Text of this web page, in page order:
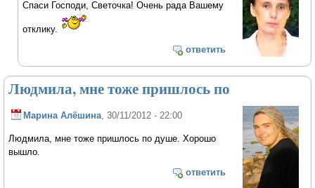
Спаси Господи, Светочка! Очень рада Вашему
отклику.
ответить
Людмила, мне тоже пришлось по
Марина Алёшина, 30/11/2012 - 22:00
Людмила, мне тоже пришлось по душе. Хорошо
вышло.
ответить